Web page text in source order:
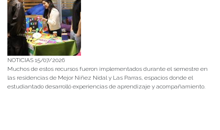
NOTICIAS 15/07/2026
Muchos de estos recursos fueron implementados durante el semestre en
las residencias de Mejor Niñez Nidal y Las Parras, espacios donde el
estudiantado desarrolló experiencias de aprendizaje y acompañamiento.